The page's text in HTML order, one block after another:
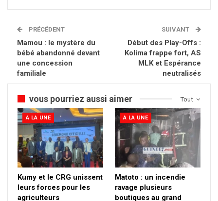
PRÉCÉDENT
Mamou : le mystère du
bébé abandonné devant
une concession
familiale
SUIVANT
Début des Play-Offs :
Kolima frappe fort, AS
MLK et Espérance
neutralisés
Tout
vous pourriez aussi aimer
A LA UNE
Kumy et le CRG unissent
leurs forces pour les
agriculteurs
A LA UNE
Matoto : un incendie
ravage plusieurs
boutiques au grand